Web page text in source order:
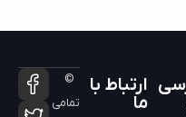
ارتباط با
©
تمامی